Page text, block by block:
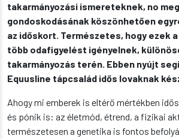
takarmányozási ismereteknek, no
gondoskodásának köszönhetően
az időskort. Természetes, hogy ezek
több odafigyelést igényelnek,
takarmányozás terén. Ebben nyújt
Equusline tápcsalád idős lovaknak
Ahogy mi emberek is eltérő mértékben
és pónik is: az életmód, étrend, a fizikai
természetesen a genetika is fontos